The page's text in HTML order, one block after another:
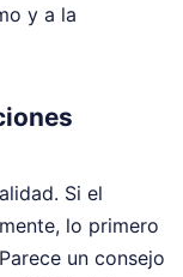
y a la
Si el
lo primero
un consejo